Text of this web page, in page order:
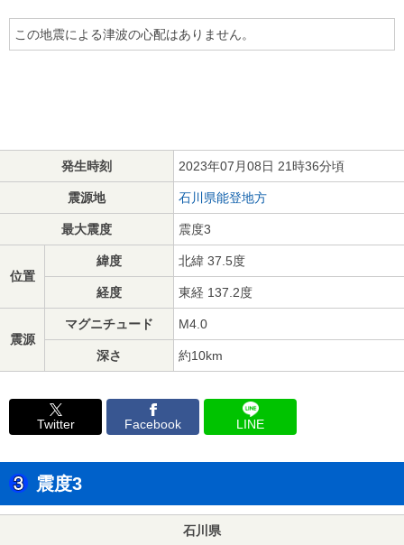
この地震による津波の心配はありません。
発生時刻 2023年07月08日 21時36分頃
震源地 石川県能登地方
最大震度 震度3
位置
緯度 北緯 37.5度
経度 東経 137.2度
震源
マグニチュード M4.0
深さ 約10km
Twitter Facebook LINE
震度3
石川県